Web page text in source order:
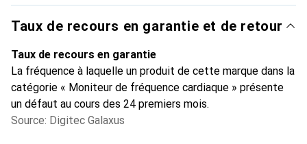
Taux de recours en garantie et de retour
Taux de recours en garantie
La fréquence à laquelle un produit de cette marque dans la
catégorie « Moniteur de fréquence cardiaque » présente
un défaut au cours des 24 premiers mois.
Source: Digitec Galaxus